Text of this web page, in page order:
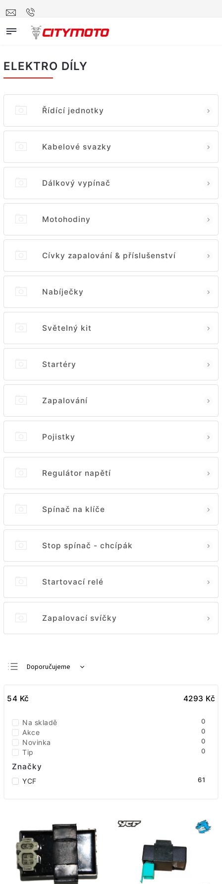
ELEKTRO DÍLY
Řídící jednotky
Kabelové svazky
Dálkový vypínač
Motohodiny
Cívky zapalování & příslušenství
Nabíječky
Světelný kit
Startéry
Zapalování
Pojistky
Regulátor napětí
Spínač na klíče
Stop spínač - chcípák
Startovací relé
Zapalovací svíčky
Doporučujeme
Nejdražší
Abecedně
54 Kč 4293 Kč
Na skladě 0
Akce 0
Novinka 0
Tip 0
Značky
YCF 61